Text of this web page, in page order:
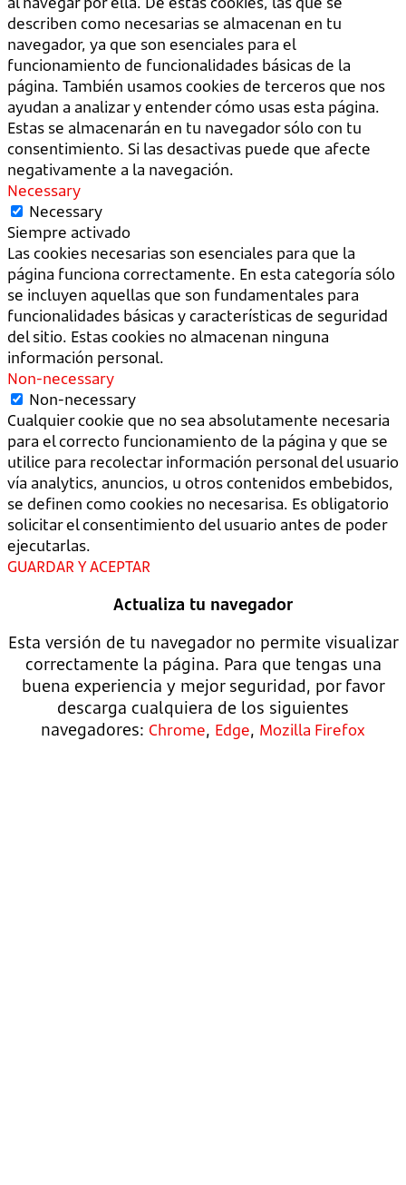
describen como necesarias se almacenan en tu
navegador, ya que son esenciales para el
funcionamiento de funcionalidades básicas de la
página. También usamos cookies de terceros que nos
ayudan a analizar y entender cómo usas esta página.
Estas se almacenarán en tu navegador sólo con tu
consentimiento. Si las desactivas puede que afecte
negativamente a la navegación.
Necessary
Necessary
Siempre activado
Las cookies necesarias son esenciales para que la
página funciona correctamente. En esta categoría sólo
se incluyen aquellas que son fundamentales para
funcionalidades básicas y características de seguridad
del sitio. Estas cookies no almacenan ninguna
información personal.
Non-necessary
Non-necessary
Cualquier cookie que no sea absolutamente necesaria
para el correcto funcionamiento de la página y que se
utilice para recolectar información personal del usuario
vía analytics, anuncios, u otros contenidos embebidos,
se definen como cookies no necesarisa. Es obligatorio
solicitar el consentimiento del usuario antes de poder
ejecutarlas.
GUARDAR Y ACEPTAR
Actualiza tu navegador
Esta versión de tu navegador no permite visualizar
correctamente la página. Para que tengas una
buena experiencia y mejor seguridad, por favor
descarga cualquiera de los siguientes
navegadores: Chrome, Edge, Mozilla Firefox